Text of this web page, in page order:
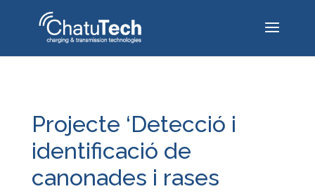
Projecte ‘Detecció i
identificació de
canonades i rases